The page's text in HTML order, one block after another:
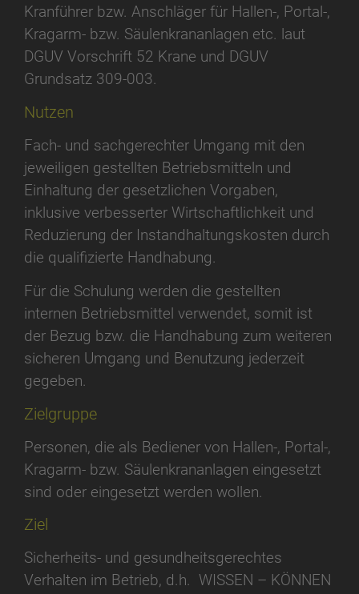
Kranführer bzw. Anschläger für Hallen-, Portal-,
Kragarm- bzw. Säulenkrananlagen etc. laut
DGUV Vorschrift 52 Krane und DGUV
Grundsatz 309-003.
Nutzen
Fach- und sachgerechter Umgang mit den
jeweiligen gestellten Betriebsmitteln und
Einhaltung der gesetzlichen Vorgaben,
inklusive verbesserter Wirtschaftlichkeit und
Reduzierung der Instandhaltungskosten durch
die qualifizierte Handhabung.
Für die Schulung werden die gestellten
internen Betriebsmittel verwendet, somit ist
der Bezug bzw. die Handhabung zum weiteren
sicheren Umgang und Benutzung jederzeit
gegeben.
Zielgruppe
Personen, die als Bediener von Hallen-, Portal-,
Kragarm- bzw. Säulenkrananlagen eingesetzt
sind oder eingesetzt werden wollen.
Ziel
Sicherheits- und gesundheitsgerechtes
Verhalten im Betrieb, d.h. WISSEN – KÖNNEN